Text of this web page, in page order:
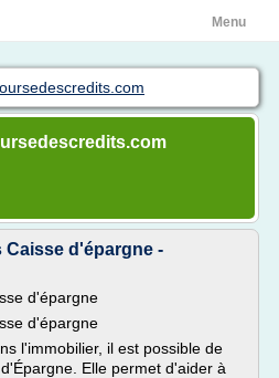
Menu
Caisse d'épargne -
d'épargne
d'épargne
l'immobilier, il est possible de
Elle permet d'aider à